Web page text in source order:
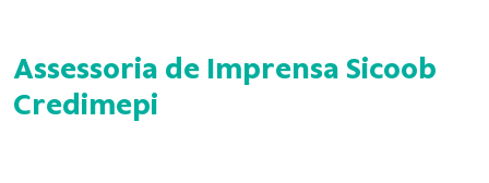
Assessoria de Imprensa Sicoob
Credimepi